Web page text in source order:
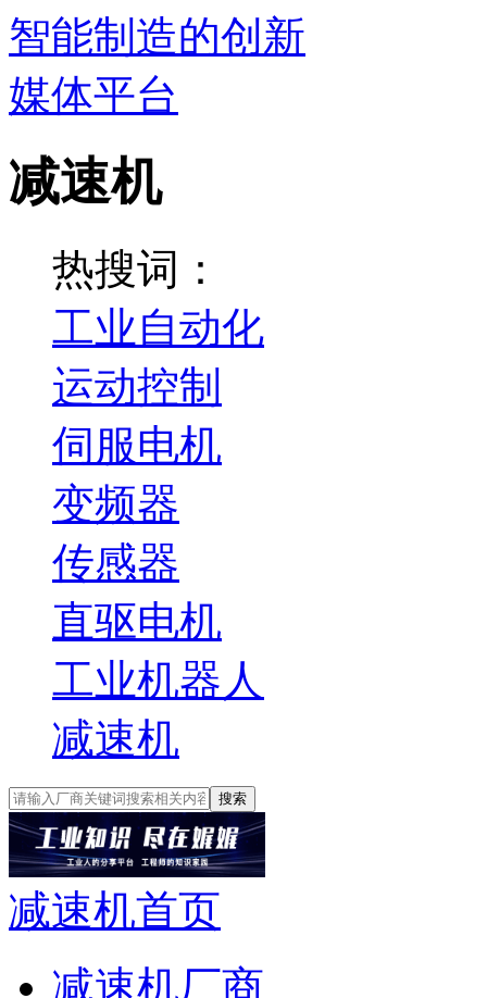
减速机
热搜词：
工业自动化
运动控制
伺服电机
变频器
传感器
直驱电机
工业机器人
减速机
搜索
减速机首页
减速机厂商